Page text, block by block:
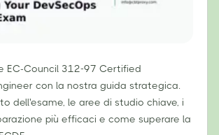
EC-Council 312-97 Certified
con la nostra guida strategica.
dell'esame, le aree di studio chiave, i
più efficaci e come superare la